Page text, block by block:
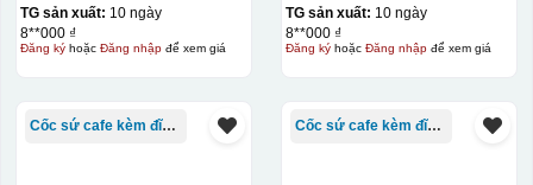
TG sản xuất: 10 ngày
8**000 ₫
Đăng kýhoặc Đăng nhậpđể xem giá
TG sản xuất: 10 ngày
8**000 ₫
Đăng kýhoặc Đăng nhậpđể xem giá
Cốc sứ cafe kèm đĩa Bát Tràng Cốc sứ cafe kèm đĩa Bát Tràng